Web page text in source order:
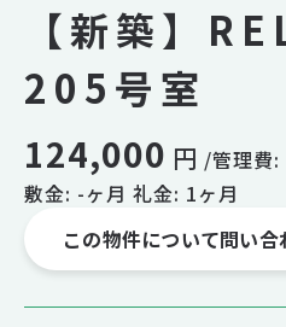
【新築】
205号室
124,000 円 /管理費
敷金: -ヶ月 礼金: 1ヶ月
この物件について問い合